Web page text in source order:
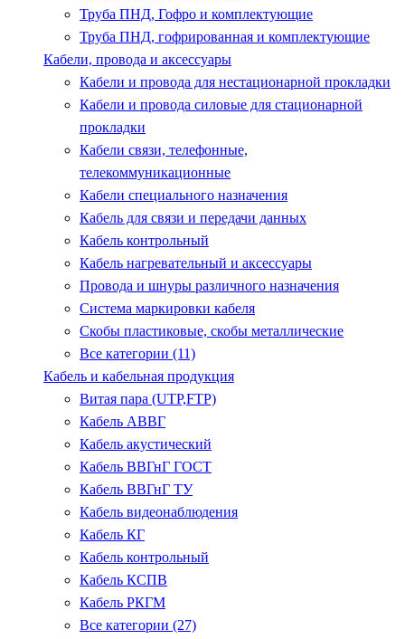
Труба ПНД, Гофро и комплектующие
Труба ПНД, гофрированная и комплектующие
Кабели, провода и аксессуары
Кабели и провода для нестационарной прокладки
Кабели и провода силовые для стационарной
прокладки
Кабели связи, телефонные,
телекоммуникационные
Кабели специального назначения
Кабель для связи и передачи данных
Кабель контрольный
Кабель нагревательный и аксессуары
Провода и шнуры различного назначения
Система маркировки кабеля
Скобы пластиковые, скобы металлические
Все категории (11)
Кабель и кабельная продукция
Витая пара (UTP,FTP)
Кабель АВВГ
Кабель акустический
Кабель ВВГнГ ГОСТ
Кабель ВВГнГ ТУ
Кабель видеонаблюдения
Кабель КГ
Кабель контрольный
Кабель КСПВ
Кабель РКГМ
Все категории (27)